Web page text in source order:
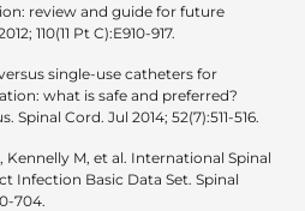
review and guide for future
110(11 Pt C):E910-917.
single-use catheters for
what is safe and preferred?
Cord. Jul 2014; 52(7):511-516.
Kennelly M, et al. International Spinal
Infection Basic Data Set. Spinal
704.